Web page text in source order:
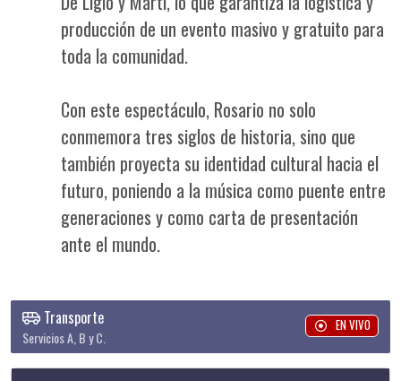
producción de un evento masivo y gratuito para
toda la comunidad.
Con este espectáculo, Rosario no solo
conmemora tres siglos de historia, sino que
también proyecta su identidad cultural hacia el
futuro, poniendo a la música como puente entre
generaciones y como carta de presentación
ante el mundo.
Transporte
Servicios A, B y C.
EN VIVO